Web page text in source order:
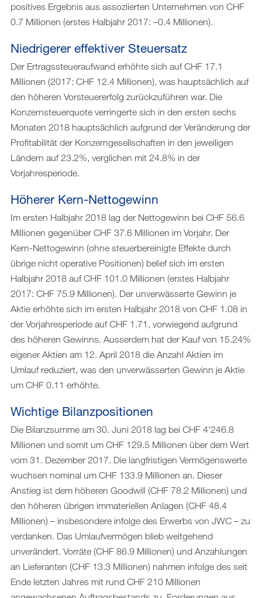
positives Ergebnis aus assoziierten Unternehmen von CHF
0.7 Millionen (erstes Halbjahr 2017: –0.4 Millionen).
Niedrigerer effektiver Steuersatz
Der Ertragssteueraufwand erhöhte sich auf CHF 17.1
Millionen (2017: CHF 12.4 Millionen), was hauptsächlich auf
den höheren Vorsteuererfolg zurückzuführen war. Die
Konzernsteuerquote verringerte sich in den ersten sechs
Monaten 2018 hauptsächlich aufgrund der Veränderung der
Profitabilität der Konzerngesellschaften in den jeweiligen
Ländern auf 23.2%, verglichen mit 24.8% in der
Vorjahresperiode.
Höherer Kern-Nettogewinn
Im ersten Halbjahr 2018 lag der Nettogewinn bei CHF 56.6
Millionen gegenüber CHF 37.6 Millionen im Vorjahr. Der
Kern-Nettogewinn (ohne steuerbereinigte Effekte durch
übrige nicht operative Positionen) belief sich im ersten
Halbjahr 2018 auf CHF 101.0 Millionen (erstes Halbjahr
2017: CHF 75.9 Millionen). Der unverwässerte Gewinn je
Aktie erhöhte sich im ersten Halbjahr 2018 von CHF 1.08 in
der Vorjahresperiode auf CHF 1.71, vorwiegend aufgrund
des höheren Gewinns. Ausserdem hat der Kauf von 15.24%
eigener Aktien am 12. April 2018 die Anzahl Aktien im
Umlauf reduziert, was den unverwässerten Gewinn je Aktie
um CHF 0.11 erhöhte.
Wichtige Bilanzpositionen
Die Bilanzsumme am 30. Juni 2018 lag bei CHF 4’246.8
Millionen und somit um CHF 129.5 Millionen über dem Wert
vom 31. Dezember 2017. Die langfristigen Vermögenswerte
wuchsen nominal um CHF 133.9 Millionen an. Dieser
Anstieg ist dem höheren Goodwill (CHF 78.2 Millionen) und
den höheren übrigen immateriellen Anlagen (CHF 48.4
Millionen) – insbesondere infolge des Erwerbs von JWC – zu
verdanken. Das Umlaufvermögen blieb weitgehend
unverändert. Vorräte (CHF 86.9 Millionen) und Anzahlungen
an Lieferanten (CHF 13.3 Millionen) nahmen infolge des seit
Ende letzten Jahres mit rund CHF 210 Millionen